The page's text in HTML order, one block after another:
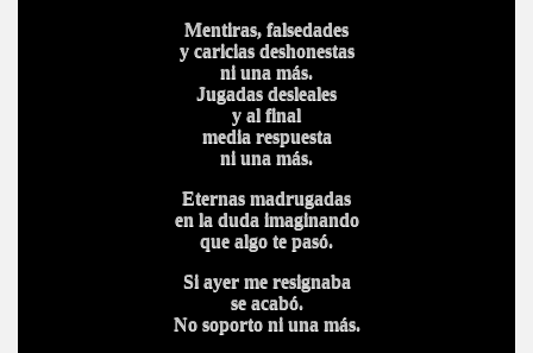
Mentiras, falsedades
y caricias deshonestas
ni una más.
Jugadas desleales
y al final
media respuesta
ni una más.
Eternas madrugadas
en la duda imaginando
que algo te pasó.
Si ayer me resignaba
se acabó.
No soporto ni una más.